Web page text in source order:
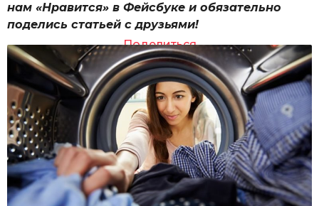
нам «Нравится» в Фейсбуке и обязательно
поделись статьей с друзьями!
Поделиться